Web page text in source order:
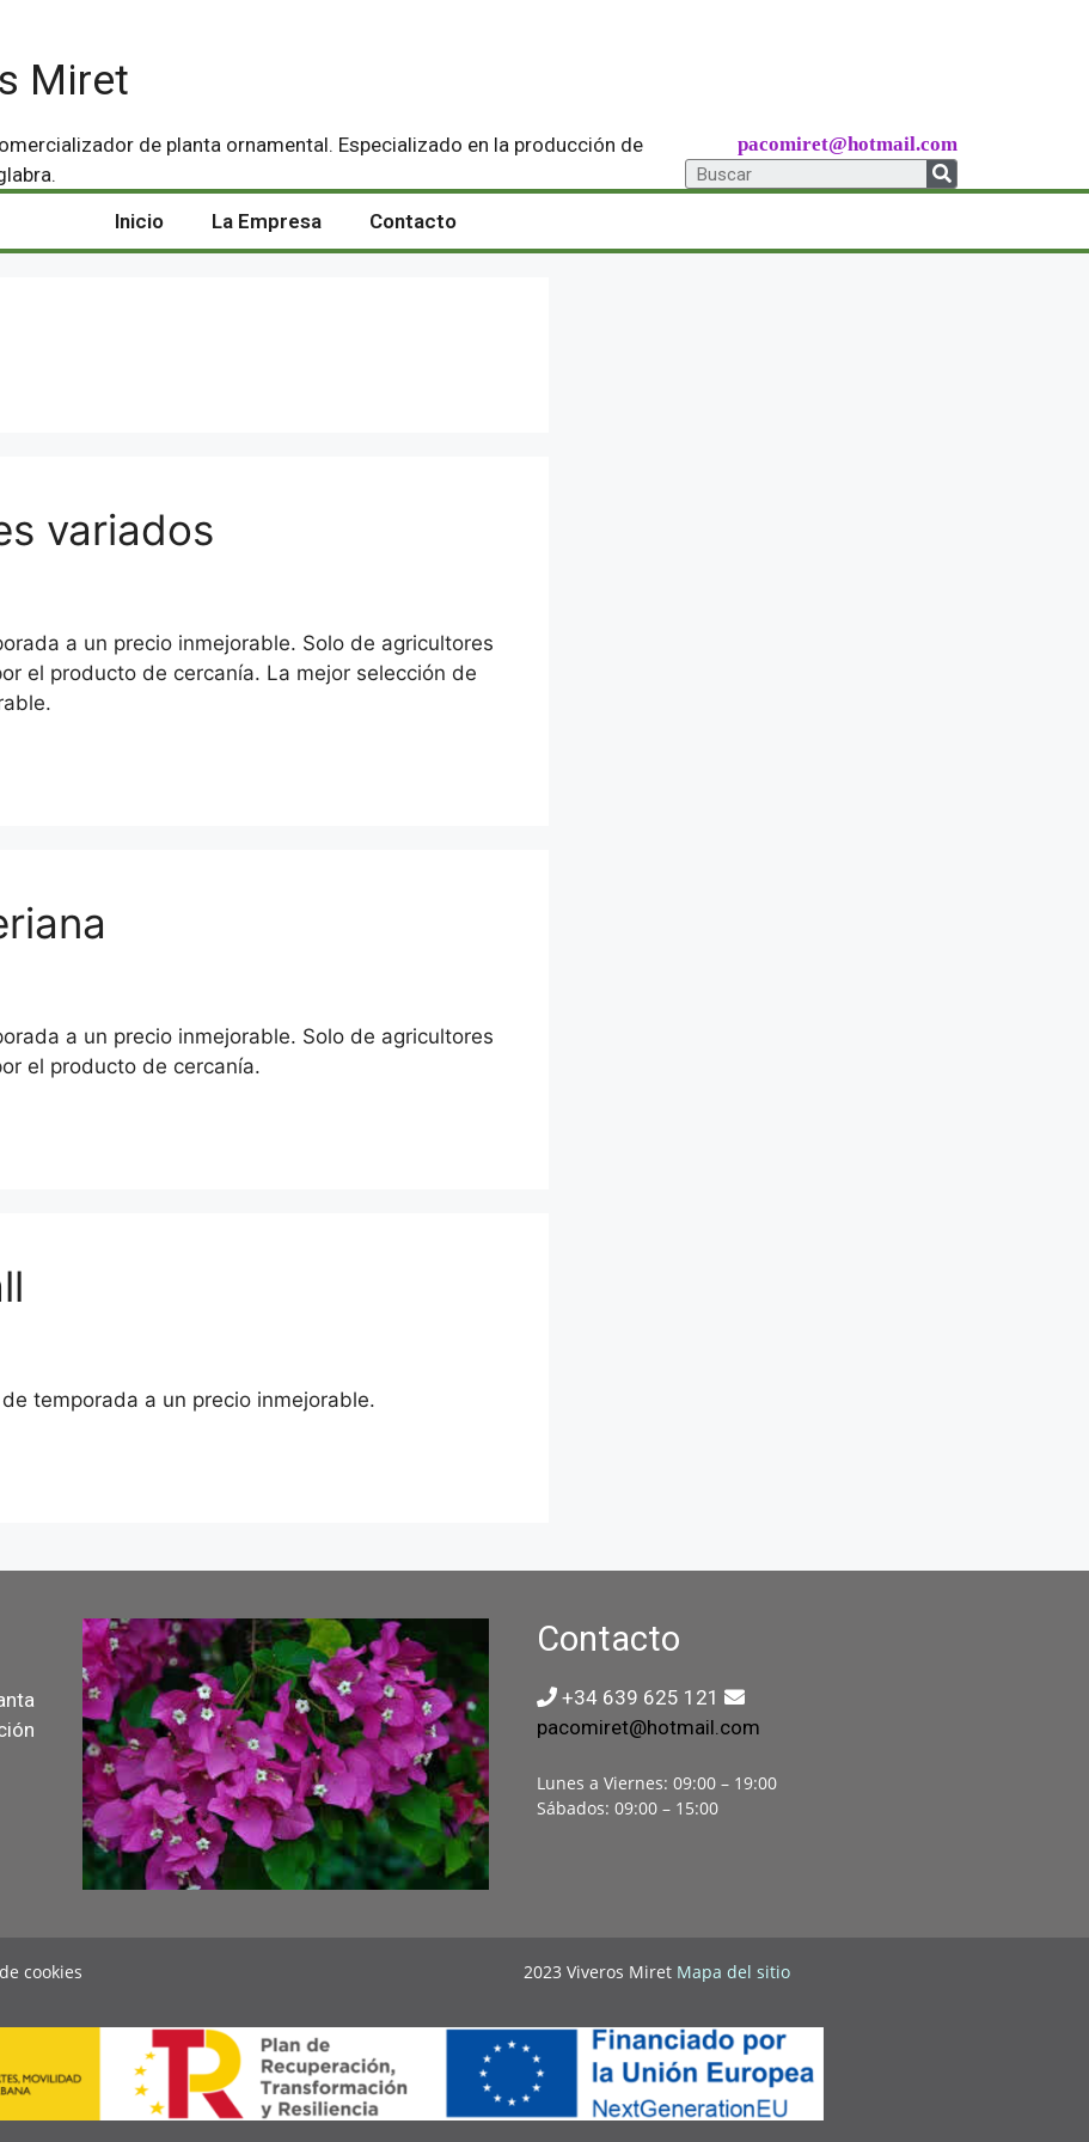
Miret
de planta ornamental. Especializado en la producción de
pacomiret@hotmail.com
Inicio La Empresa Contacto
variados
a un precio inmejorable. Solo de agricultores
el producto de cercanía. La mejor selección de
a un precio inmejorable. Solo de agricultores
el producto de cercanía.
temporada a un precio inmejorable.
Contacto
+34 639 625 121
pacomiret@hotmail.com
Lunes a Viernes: 09:00 – 19:00
Sábados: 09:00 – 15:00
cookies 2023 Viveros Miret Mapa del sitio